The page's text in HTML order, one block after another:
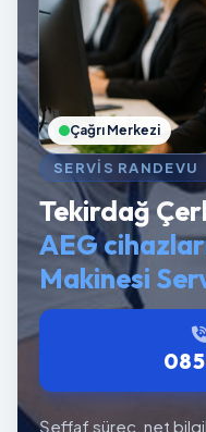
SERVIS RANDEVU
Tekirdağ
AEG
Makinesi
Şeffaf süreç, net
Çağrı Merkezi